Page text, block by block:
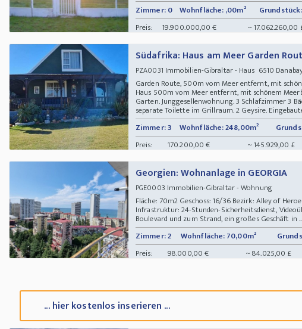
Zimmer: 0 Wohnfläche: ,00m²
Preis:
19.900.000,00 € ~ 17.062.260,00
Südafrika: Haus am Meer Garden
PZA0031 Immobilien-Gibraltar - Haus 6510
Garden Route, 500m vom Meer entfernt, mit
Haus 500m vom Meer entfernt, mit schönem
Garten. Junggesellenwohnung. 3 Schlafzimmer 3
separate Toilette im Grillraum. 2 Geysire.
Zimmer: 3
Wohnfläche: 248,00m²
Preis:
170.200,00 € ~ 145.929,00 £
Georgien: Wohnanlage in GEORGIA
PGE0003 Immobilien-Gibraltar - Wohnung
Fläche: 70m2 Geschoss: 16/36 Bezirk: Alley of
Infrastruktur: 24-Stunden-Sicherheitsdienst,
Boulevard und zum Strand, ein großes Geschäft in ...
Zimmer: 2
Wohnfläche: 70,00m²
Preis:
98.000,00 € ~ 84.025,00 £
... hier kostenlos inserieren ...